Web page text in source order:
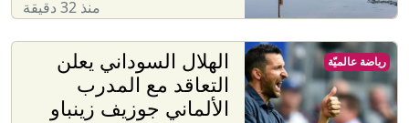
منذ 32 دقيقة
الهلال السوداني يعلن
التعاقد مع المدرب
الألماني جوزيف زينباو
رياضة عالميّة